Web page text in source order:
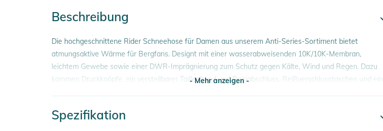
Beschreibung
Die hochgeschnittene Rider Schneehose für Damen aus unserem Anti-Series-Sortiment bietet
atmungsaktive Wärme für Bergfans. Designt mit einer wasserabweisenden 10K/10K-Membran,
leichtem Gewebe sowie einer DWR-Imprägnierung zum Schutz gegen Kälte, Wind und Regen. Dazu
kommen Druckknöpfe, ein verstellbarer Taillenbund und Beinabschluss, Reißverschlusstaschen und ein
Eigenschaften:
- Mehr anzeigen -
Spezifikation